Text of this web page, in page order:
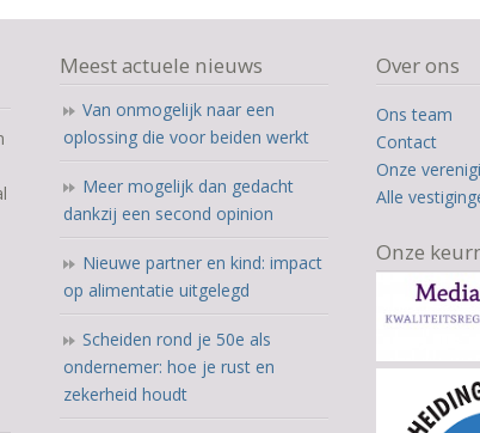
Meest actuele nieuws
Van onmogelijk naar een
oplossing die voor beiden werkt
Meer mogelijk dan gedacht
dankzij een second opinion
Nieuwe partner en kind: impact
op alimentatie uitgelegd
Scheiden rond je 50e als
ondernemer: hoe je rust en
zekerheid houdt
Over ons
Ons team
Contact
Onze
Alle
Onze